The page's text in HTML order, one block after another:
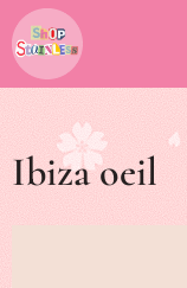
Ibiza oeil